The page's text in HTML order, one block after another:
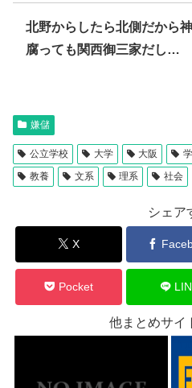
北野からしたら北側だから
腐っても関西御三家だし…
嫌儲
公立学校 大学 大阪
教養
文系 理系 社会
シェア
X
Pocket
他まとめサイ